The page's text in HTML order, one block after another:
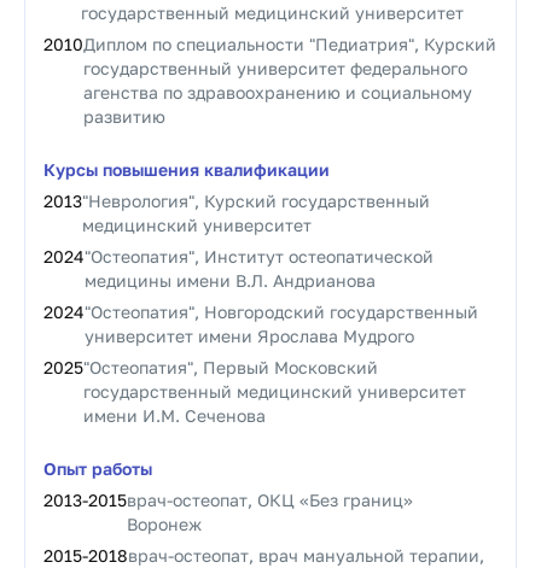
государственный медицинский университет
2010Диплом по специальности "Педиатрия", Курский
государственный университет федерального
агенства по здравоохранению и социальному
развитию
Курсы повышения квалификации
2013"Неврология", Курский государственный
медицинский университет
2024"Остеопатия", Институт остеопатической
медицины имени В.Л. Андрианова
2024"Остеопатия", Новгородский государственный
университет имени Ярослава Мудрого
2025"Остеопатия", Первый Московский
государственный медицинский университет
имени И.М. Сеченова
Опыт работы
2013-2015врач-остеопат, ОКЦ «Без границ»
Воронеж
2015-2018врач-остеопат, врач мануальной терапии,